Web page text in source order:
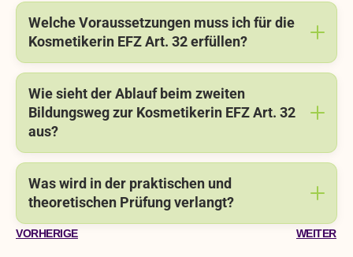
Welche Voraussetzungen muss ich für die
Kosmetikerin EFZ Art. 32 erfüllen?
Wie sieht der Ablauf beim zweiten
Bildungsweg zur Kosmetikerin EFZ Art. 32
aus?
Was wird in der praktischen und
theoretischen Prüfung verlangt?
VORHERIGE WEITER